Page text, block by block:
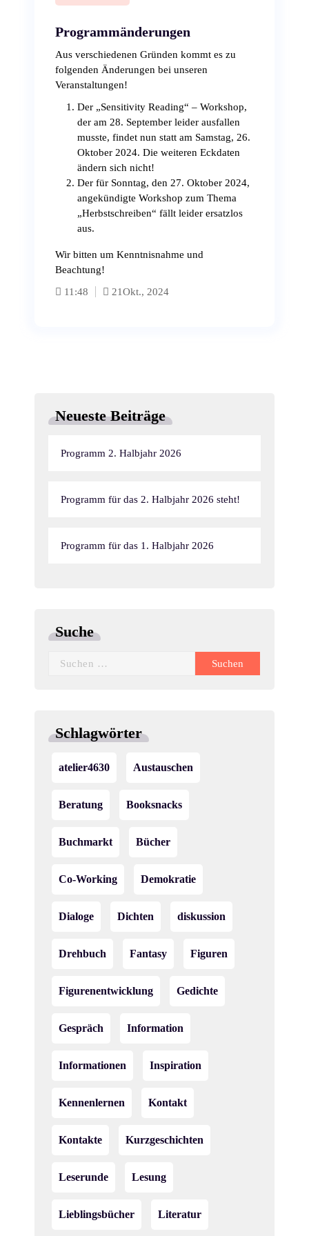
Programmänderungen
Aus verschiedenen Gründen kommt es zu
folgenden Änderungen bei unseren
Veranstaltungen!
Der „Sensitivity Reading“ – Workshop,
der am 28. September leider ausfallen
musste, findet nun statt am Samstag, 26.
Oktober 2024. Die weiteren Eckdaten
ändern sich nicht!
Der für Sonntag, den 27. Oktober 2024,
angekündigte Workshop zum Thema
„Herbstschreiben“ fällt leider ersatzlos
aus.
Wir bitten um Kenntnisnahme und
Beachtung!
11:48
21Okt., 2024
Neueste Beiträge
Programm 2. Halbjahr 2026
Programm für das 2. Halbjahr 2026 steht!
Programm für das 1. Halbjahr 2026
Suche
Suchen
Schlagwörter
atelier4630 Austauschen
Beratung Booksnacks
Buchmarkt Bücher
Co-Working Demokratie
Dialoge Dichten diskussion
Drehbuch Fantasy Figuren
Figurenentwicklung Gedichte
Gespräch Information
Informationen Inspiration
Kennenlernen Kontakt
Kontakte Kurzgeschichten
Leserunde Lesung
Lieblingsbücher Literatur